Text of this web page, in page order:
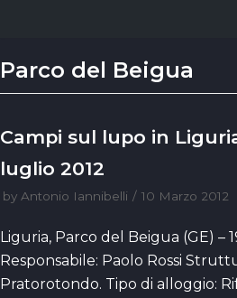
contenuto
Parco del Beigua
Campi sul lupo in
luglio 2012
by Antonio Iannibelli 10 Marzo 2012
Liguria, Parco del Beigua (GE) –
Responsabile: Paolo Rossi
Pratorotondo. Tipo di alloggio: